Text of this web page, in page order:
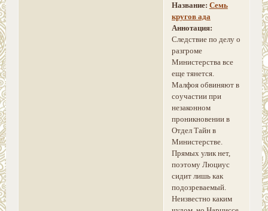
Название: Семь
кругов ада
Аннотация:
Следствие по делу о
разгроме
Министерства все
еще тянется.
Малфоя обвиняют в
соучастии при
незаконном
проникновении в
Отдел Тайн в
Министерстве.
Прямых улик нет,
поэтому Люциус
сидит лишь как
подозреваемый.
Неизвестно каким